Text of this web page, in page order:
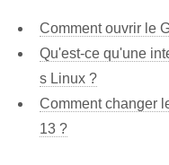
Comment ouvrir le
Qu'est-ce qu'une
s Linux ?
Comment changer
13 ?